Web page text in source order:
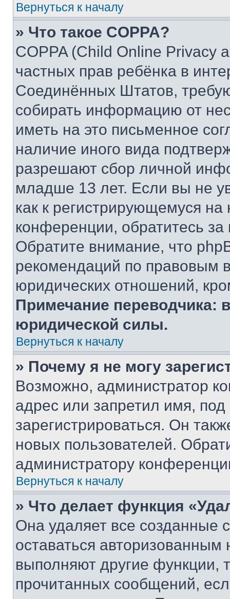
Вернуться к началу
» Что такое COPPA?
COPPA (Child Online Privacy
частных прав ребёнка в
Соединённых Штатов,
собирать информацию от
иметь на это письменное
наличие иного вида
разрешают сбор личной
младше 13 лет. Если вы не
как к регистрирующемуся
конференции, обратитесь
Обратите внимание, что
рекомендаций по правовым
юридических отношений,
Примечание переводчика:
юридической силы.
Вернуться к началу
» Почему я не могу
Возможно, администратор
адрес или запретил имя,
зарегистрироваться. Он
новых пользователей.
администратору
Вернуться к началу
» Что делает функция
Она удаляет все созданные
оставаться
выполняют другие функции,
прочитанных сообщений,